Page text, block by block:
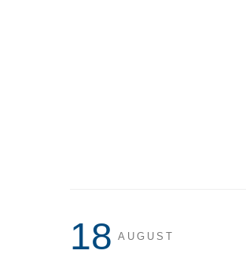
18 AUGUST